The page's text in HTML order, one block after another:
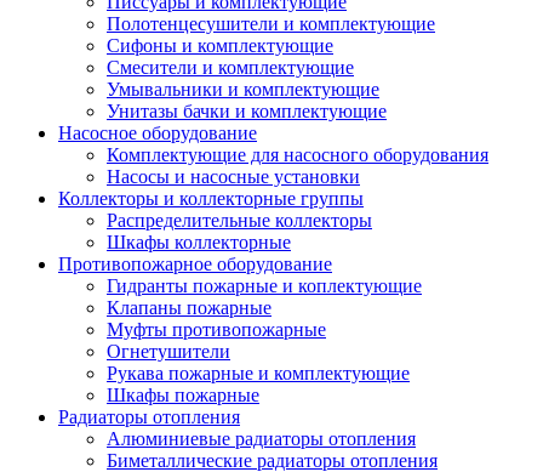
Полотенцесушители и комплектующие
Сифоны и комплектующие
Смесители и комплектующие
Умывальники и комплектующие
Унитазы бачки и комплектующие
Насосное оборудование
Комплектующие для насосного оборудования
Насосы и насосные установки
Коллекторы и коллекторные группы
Распределительные коллекторы
Шкафы коллекторные
Противопожарное оборудование
Гидранты пожарные и коплектующие
Клапаны пожарные
Муфты противопожарные
Огнетушители
Рукава пожарные и комплектующие
Шкафы пожарные
Радиаторы отопления
Алюминиевые радиаторы отопления
Биметаллические радиаторы отопления